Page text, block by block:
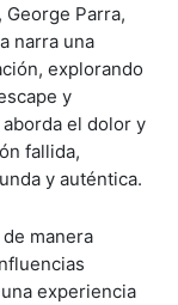
Parra,
narra una
explorando
y
el dolor y
fallida,
y auténtica.
de manera
experiencia